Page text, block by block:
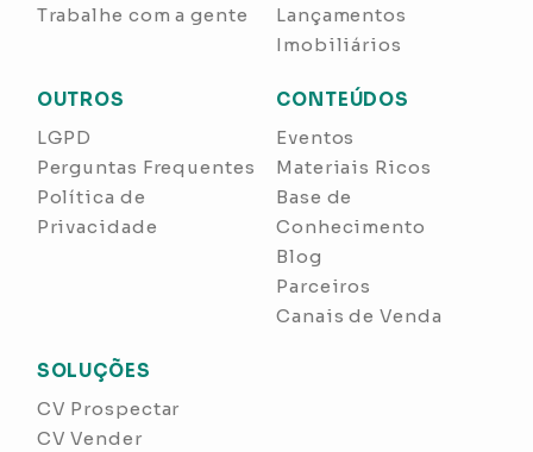
Trabalhe com a gente
Lançamentos
Imobiliários
OUTROS
LGPD
Perguntas Frequentes
Política de
Privacidade
CONTEÚDOS
Eventos
Materiais Ricos
Base de
Conhecimento
Blog
Parceiros
Canais de Venda
SOLUÇÕES
CV Prospectar
CV Vender